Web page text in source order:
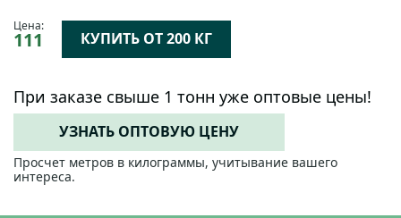
Цена:
111 КУПИТЬ ОТ 200 КГ
При заказе свыше 1 тонн уже оптовые цены!
УЗНАТЬ ОПТОВУЮ ЦЕНУ
Просчет метров в килограммы, учитывание вашего
интереса.